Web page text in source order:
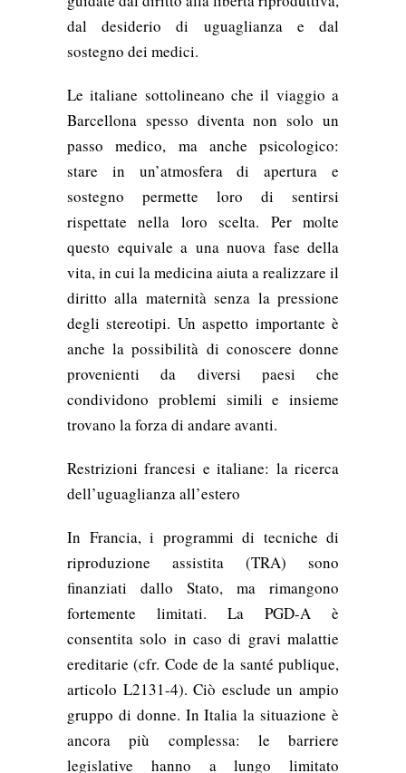
dal desiderio di uguaglianza e dal
sostegno dei medici.
Le italiane sottolineano che il viaggio a
Barcellona spesso diventa non solo un
passo medico, ma anche psicologico:
stare in un’atmosfera di apertura e
sostegno permette loro di sentirsi
rispettate nella loro scelta. Per molte
questo equivale a una nuova fase della
vita, in cui la medicina aiuta a realizzare il
diritto alla maternità senza la pressione
degli stereotipi. Un aspetto importante è
anche la possibilità di conoscere donne
provenienti da diversi paesi che
condividono problemi simili e insieme
trovano la forza di andare avanti.
Restrizioni francesi e italiane: la ricerca
dell’uguaglianza all’estero
In Francia, i programmi di tecniche di
riproduzione assistita (TRA) sono
finanziati dallo Stato, ma rimangono
fortemente limitati. La PGD-A è
consentita solo in caso di gravi malattie
ereditarie (cfr. Code de la santé publique,
articolo L2131-4). Ciò esclude un ampio
gruppo di donne. In Italia la situazione è
ancora più complessa: le barriere
legislative hanno a lungo limitato